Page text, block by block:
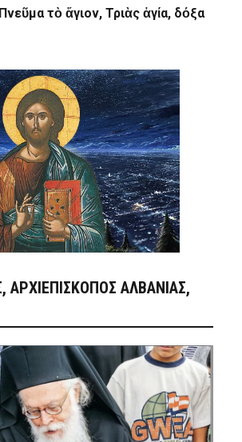
τὸ ἅγιον, Τριὰς ἁγία, δόξα
ΑΡΧΙΕΠΊΣΚΟΠΟΣ ΑΛΒΑΝΊΑΣ,